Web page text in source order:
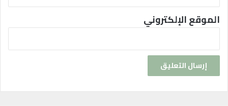
الموقع الإلكتروني